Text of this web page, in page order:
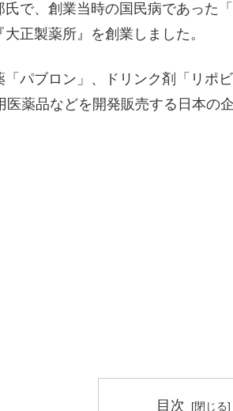
で、創業当時の国民病であった
正製薬所』を創業しました。
「パブロン」、ドリンク剤「リポ
薬品などを開発販売する日本の企
目次